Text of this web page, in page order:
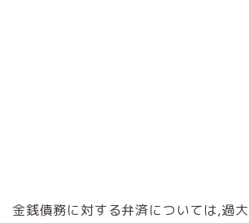
金銭債務に対する弁済については,過